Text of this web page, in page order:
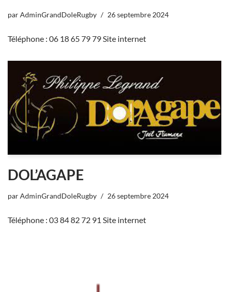
parAdminGrandDoleRugby 26 septembre 2024
Téléphone : 06 18 65 79 79 Site internet
DOL’AGAPE
parAdminGrandDoleRugby 26 septembre 2024
Téléphone : 03 84 82 72 91 Site internet